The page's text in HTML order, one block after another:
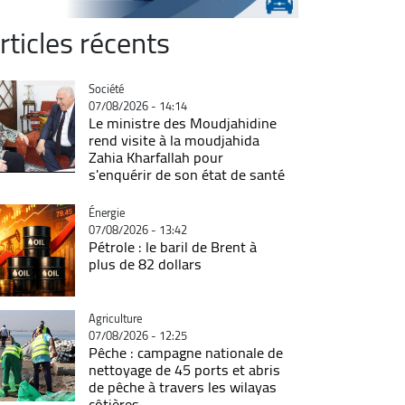
récents
Catégorie
Société
07/08/2026 - 14:14
Le ministre des Moudjahidine
rend visite à la moudjahida
Zahia Kharfallah pour
s'enquérir de son état de santé
Catégorie
Énergie
07/08/2026 - 13:42
Pétrole : le baril de Brent à
plus de 82 dollars
Catégorie
Agriculture
07/08/2026 - 12:25
Pêche : campagne nationale de
nettoyage de 45 ports et abris
de pêche à travers les wilayas